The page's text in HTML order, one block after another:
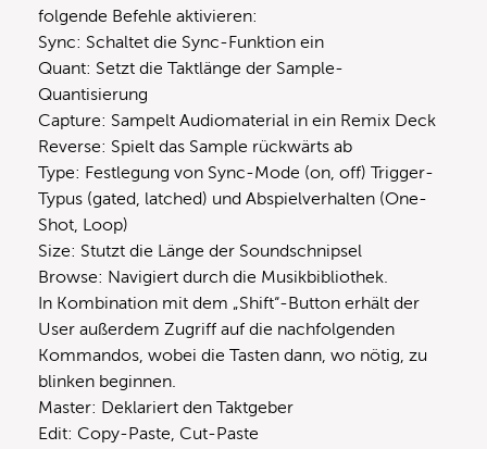
folgende Befehle aktivieren:
Sync: Schaltet die Sync-Funktion ein
Quant: Setzt die Taktlänge der Sample-
Quantisierung
Capture: Sampelt Audiomaterial in ein Remix Deck
Reverse: Spielt das Sample rückwärts ab
Type: Festlegung von Sync-Mode (on, off) Trigger-
Typus (gated, latched) und Abspielverhalten (One-
Shot, Loop)
Size: Stutzt die Länge der Soundschnipsel
Browse: Navigiert durch die Musikbibliothek.
In Kombination mit dem „Shift“-Button erhält der
User außerdem Zugriff auf die nachfolgenden
Kommandos, wobei die Tasten dann, wo nötig, zu
blinken beginnen.
Master: Deklariert den Taktgeber
Edit: Copy-Paste, Cut-Paste